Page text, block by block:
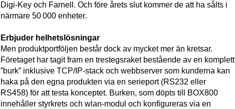
Digi-Key och Farnell. Och före årets slut kommer de att ha sålts i
närmare 50 000 enheter.
Erbjuder helhetslösningar
Men produktportföljen består dock av mycket mer än kretsar.
Företaget har tagit fram en trestegsraket bestående av en komplett
”burk” inklusive TCP/IP-stack och webbserver som kunderna kan
haka på den egna produkten via en serieport (RS232 eller
RS458) för att testa konceptet. Burken, som döpts till BOX800
innehåller styrkrets och wlan-modul och konfigureras via en